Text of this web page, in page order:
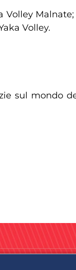
Volley
Volley.
sul mondo